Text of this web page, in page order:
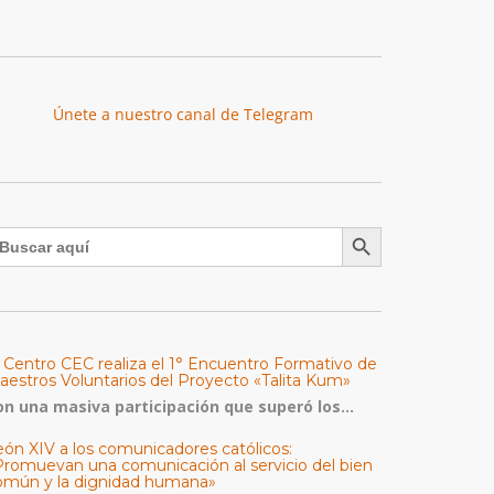
Únete a nuestro canal de Telegram
Botón de búsqueda
Centro CEC realiza el 1° Encuentro Formativo de
Voluntarios del Proyecto «Talita Kum»
una masiva participación que superó los...
XIV a los comunicadores católicos:
una comunicación al servicio del bien
y la dignidad humana»